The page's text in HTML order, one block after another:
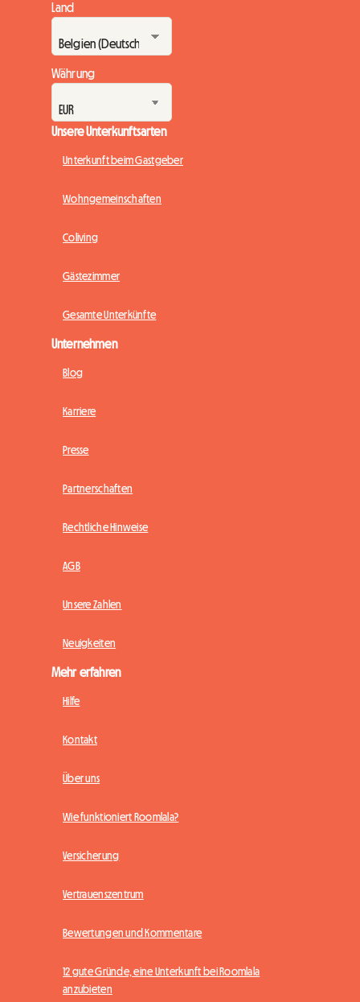
Land
Währung
Unsere Unterkunftsarten
Unterkunft beim Gastgeber
Wohngemeinschaften
Coliving
Gästezimmer
Gesamte Unterkünfte
Unternehmen
Blog
Karriere
Presse
Partnerschaften
Rechtliche Hinweise
AGB
Unsere Zahlen
Neuigkeiten
Mehr erfahren
Hilfe
Kontakt
Über uns
Wie funktioniert Roomlala?
Versicherung
Vertrauenszentrum
Bewertungen und Kommentare
12 gute Gründe, eine Unterkunft bei Roomlala
anzubieten